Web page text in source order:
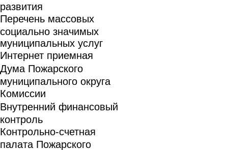
развития
Перечень массовых
социально значимых
муниципальных услуг
Интернет приемная
Дума Пожарского
муниципального округа
Комиссии
Внутренний финансовый
контроль
Контрольно-счетная
палата Пожарского